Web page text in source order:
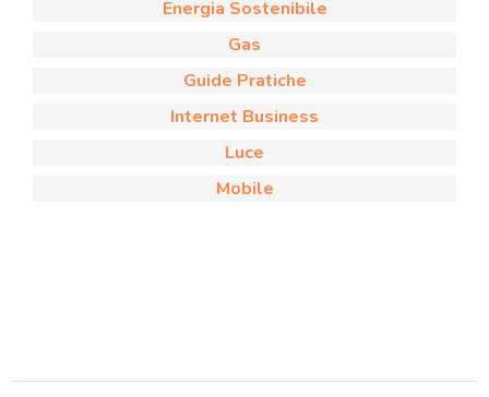
Energia Sostenibile
Gas
Guide Pratiche
Internet Business
Luce
Mobile